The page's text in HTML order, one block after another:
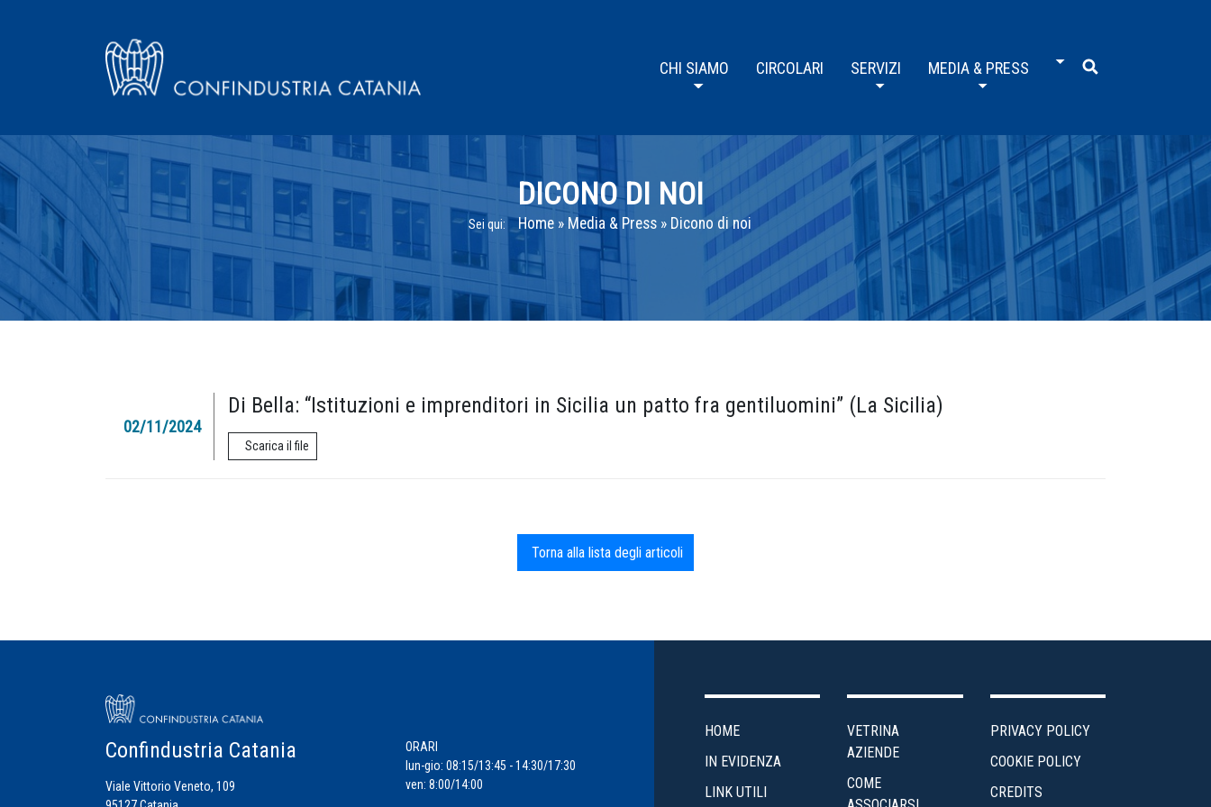
CHI SIAMO CIRCOLARI SERVIZI MEDIA & PRESS
DICONO DI NOI
Sei qui: Home » Media & Press » Dicono di noi
02/11/2024
Di Bella: “Istituzioni e imprenditori in Sicilia un patto fra gentiluomini” (La Sicilia)
Scarica il file
Torna alla lista degli articoli
Confindustria Catania
Viale Vittorio Veneto, 109
ORARI
lun-gio: 08:15/13:45 - 14:30/17:30
ven: 8:00/14:00
HOME
IN EVIDENZA
LINK UTILI
VETRINA
AZIENDE
COME
PRIVACY POLICY
COOKIE POLICY
CREDITS